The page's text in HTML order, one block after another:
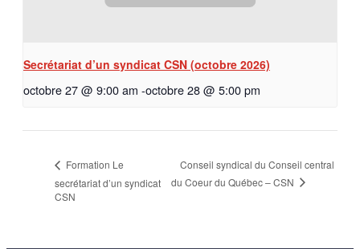
Secrétariat d’un syndicat CSN (octobre 2026)
octobre 27 @ 9:00 am -octobre 28 @ 5:00 pm
Formation Le
secrétariat d’un syndicat
CSN
Conseil syndical du Conseil central
du Coeur du Québec – CSN